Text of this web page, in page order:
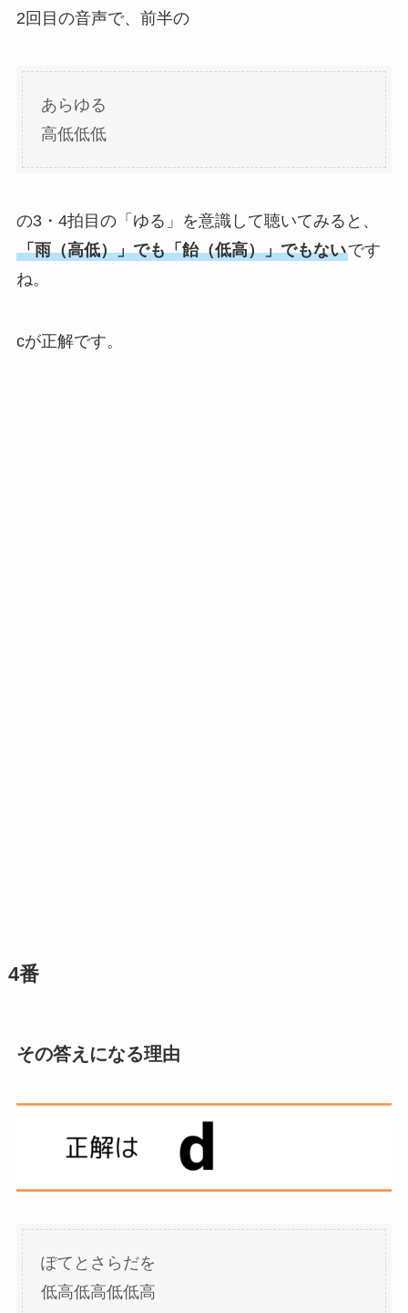
2回目の音声で、前半の
あらゆる
高低低低
の3・4拍目の「ゆる」を意識して聴いてみると、
「雨（高低）」でも「飴（低高）」でもないです
ね。
cが正解です。
4番
その答えになる理由
ぽてとさらだを
低高低高低低高